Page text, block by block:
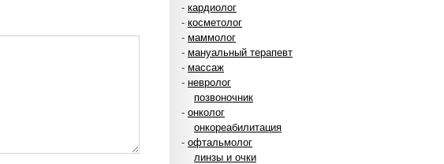
- кардиолог
- косметолог
- маммолог
- мануальный терапевт
- массаж
- невролог
позвоночник
- онколог
онкореабилитация
- офтальмолог
линзы и очки